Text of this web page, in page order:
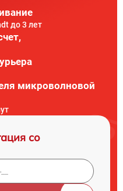
до 3 лет
микроволновой
со